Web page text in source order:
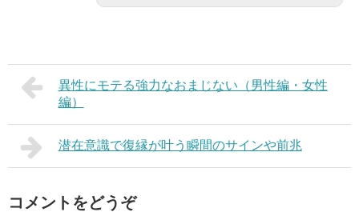
異性にモテる強力なおまじない（男性編・女性
編）
潜在意識で復縁が叶う瞬間のサインや前兆
コメントをどうぞ